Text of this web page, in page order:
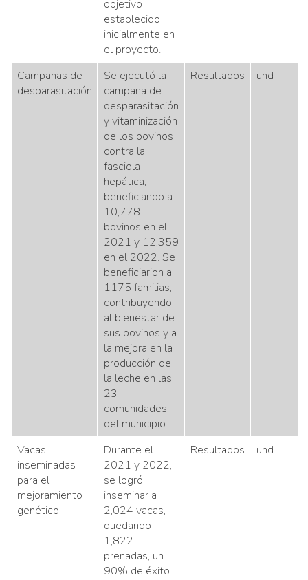
objetivo
establecido
inicialmente en
el proyecto.
Campañas de
desparasitación
Se ejecutó la
campaña de
desparasitación
y vitaminización
de los bovinos
contra la
fasciola
hepática,
beneficiando a
10,778
bovinos en el
2021 y 12,359
en el 2022. Se
beneficiarion a
1175 familias,
contribuyendo
al bienestar de
sus bovinos y a
la mejora en la
producción de
la leche en las
23
comunidades
del municipio.
Resultados und
Vacas
inseminadas
para el
mejoramiento
genético
Durante el
2021 y 2022,
se logró
inseminar a
2,024 vacas,
quedando
1,822
preñadas, un
90% de éxito.
Resultados und